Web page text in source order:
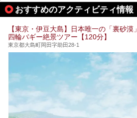
してみてください。
しょうか。
そこで本記事では、東京でお
24時間営業で宿泊できる施設
い施設、デートや休日レジャ
が充実した施設など、利用の
ださい。
おすすめのアクティビティ情報
【東京・伊豆大島】日本唯一の「裏砂
四輪バギー絶景ツアー【120分】
東京都大島町岡田字助田28-1